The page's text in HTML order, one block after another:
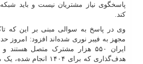
پاسخگوی نیاز مشتریان نیست و باید
کند.
وی در پاسخ به سوالی مبنی بر این که
مجهز به فیبر نوری شده‌اند افزود: امروز
ایران ۵۵۰ هزار مشترک متصل
هدف‌گذاری که برای ۱۴۰۴